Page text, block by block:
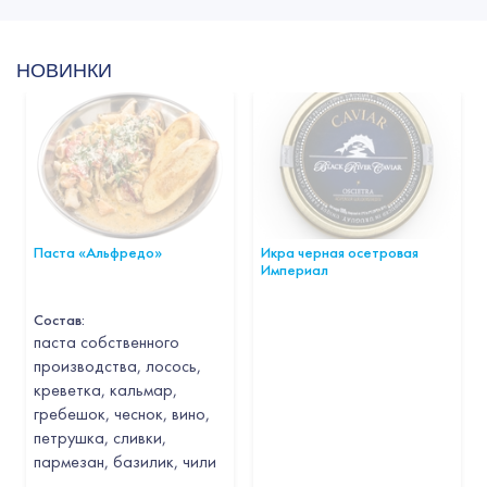
НОВИНКИ
Паста «Альфредо»
Состав:
паста собственного
производства, лосось,
креветка, кальмар,
гребешок, чеснок, вино,
петрушка, сливки,
пармезан, базилик, чили
Икра черная осетровая
Империал